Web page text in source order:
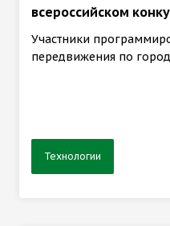
всероссийском
Участники
передвижения по
Технологии